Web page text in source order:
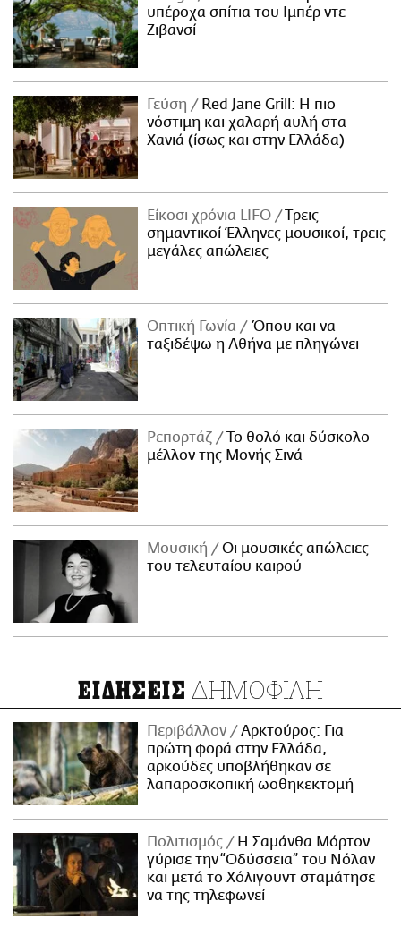
υπέροχα σπίτια του Ιμπέρ ντε
Ζιβανσί
Γεύση
Red Jane Grill: Η πιο
νόστιμη και χαλαρή αυλή στα
Χανιά (ίσως και στην Ελλάδα)
Είκοσι χρόνια LIFO
Tρεις
σημαντικοί Έλληνες μουσικοί, τρεις
μεγάλες απώλειες
Οπτική Γωνία
Όπου και να
ταξιδέψω η Αθήνα με πληγώνει
Ρεπορτάζ
Το θολό και δύσκολο
μέλλον της Μονής Σινά
Μουσική
Οι μουσικές απώλειες
του τελευταίου καιρού
ΕΙΔΗΣΕΙΣ ΔΗΜΟΦΙΛΗ
Περιβάλλον
Αρκτούρος: Για
πρώτη φορά στην Ελλάδα,
αρκούδες υποβλήθηκαν σε
λαπαροσκοπική ωοθηκεκτομή
Πολιτισμός
Η Σαμάνθα Μόρτον
γύρισε την “Οδύσσεια” του Νόλαν
και μετά το Χόλιγουντ σταμάτησε
να της τηλεφωνεί